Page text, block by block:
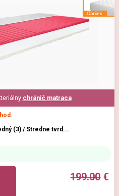
chránič matraca
(3) / Stredne tvrd...
199.00€